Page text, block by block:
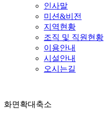
인사말
미션&비전
지역현황
조직 및 직원현황
이용안내
시설안내
오시는길
화면확대축소